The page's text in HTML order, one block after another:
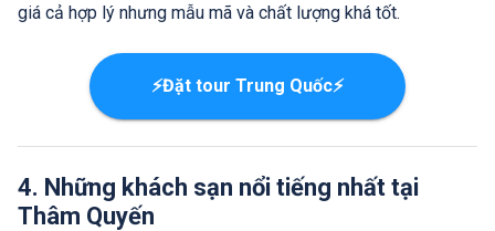
giá cả hợp lý nhưng mẫu mã và chất lượng khá tốt.
⚡Đặt tour Trung Quốc⚡
4. Những khách sạn nổi tiếng nhất tại
Thâm Quyến